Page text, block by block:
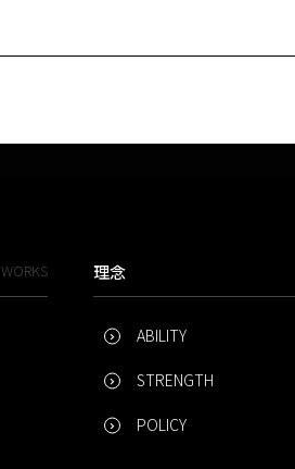
WORKS 理念
ABILITY
STRENGTH
POLICY